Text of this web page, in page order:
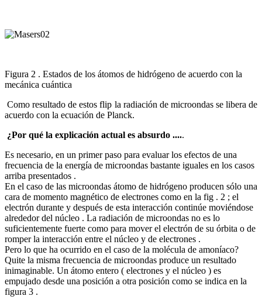
Figura 2 . Estados de los átomos de hidrógeno de acuerdo con la
mecánica cuántica
Como resultado de estos flip la radiación de microondas se libera de
acuerdo con la ecuación de Planck.
¿Por qué la explicación actual es absurdo .....
Es necesario, en un primer paso para evaluar los efectos de una
frecuencia de la energía de microondas bastante iguales en los casos
arriba presentados .
En el caso de las microondas átomo de hidrógeno producen sólo una
cara de momento magnético de electrones como en la fig . 2 ; el
electrón durante y después de esta interacción continúe moviéndose
alrededor del núcleo . La radiación de microondas no es lo
suficientemente fuerte como para mover el electrón de su órbita o de
romper la interacción entre el núcleo y de electrones .
Pero lo que ha ocurrido en el caso de la molécula de amoníaco?
Quite la misma frecuencia de microondas produce un resultado
inimaginable. Un átomo entero ( electrones y el núcleo ) es
empujado desde una posición a otra posición como se indica en la
figura 3 .